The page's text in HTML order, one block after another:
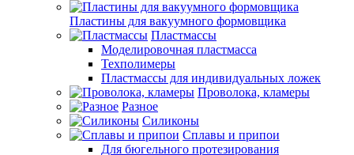
Пластины для вакуумного формовщика
Пластмассы
Моделировочная пластмасса
Техполимеры
Пластмассы для индивидуальных ложек
Проволока, кламеры
Разное
Силиконы
Сплавы и припои
Для бюгельного протезирования